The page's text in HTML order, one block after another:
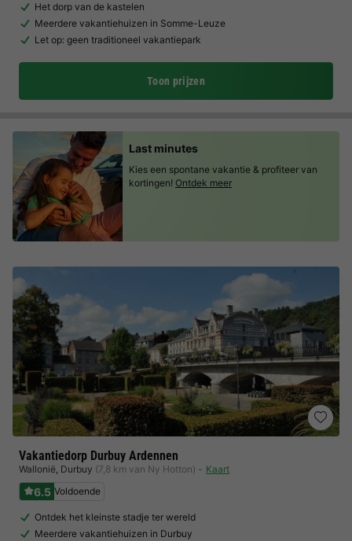
Het dorp van de kastelen
Meerdere vakantiehuizen in Somme-Leuze
Let op: geen traditioneel vakantiepark
Toon prijzen
Vakantiedorp Durbuy Ardennen
Wallonië, Durbuy (7,8 km van Ny Hotton) Kaart
6.5 Voldoende
Ontdek het kleinste stadje ter wereld
Meerdere vakantiehuizen in Durbuy
Last minutes
Kies een spontane vakantie & profiteer van
kortingen! Ontdek meer